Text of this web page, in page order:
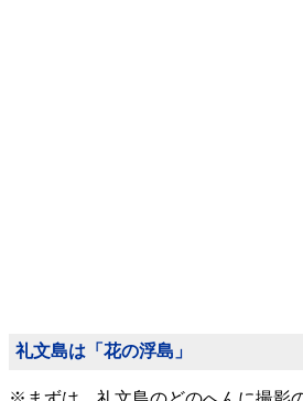
礼文島は「花の浮島」